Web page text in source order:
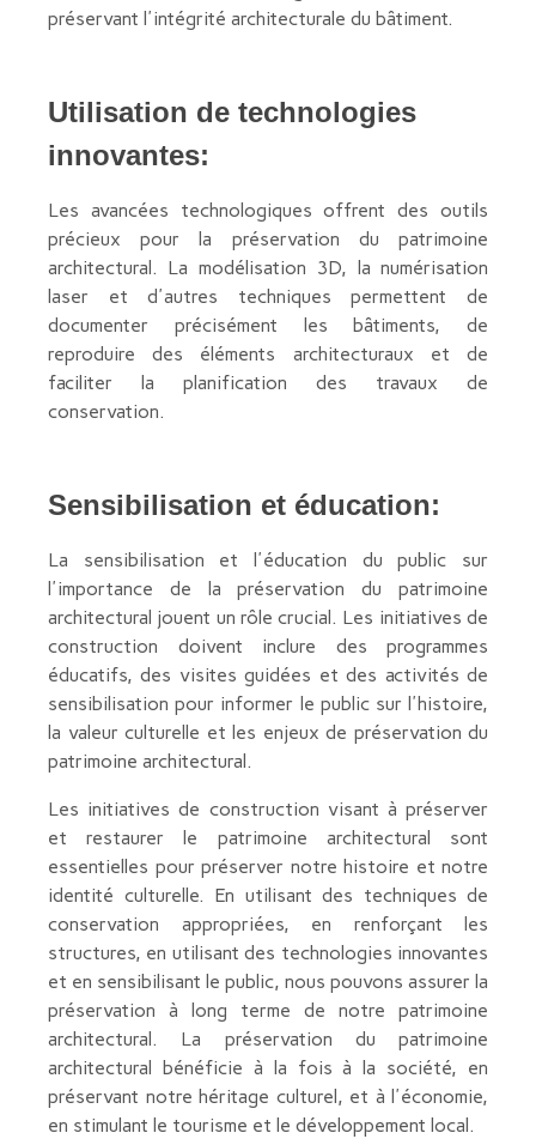
préservant l'intégrité architecturale du bâtiment.
Utilisation de technologies
innovantes:
Les avancées technologiques offrent des outils
précieux pour la préservation du patrimoine
architectural. La modélisation 3D, la numérisation
laser et d'autres techniques permettent de
documenter précisément les bâtiments, de
reproduire des éléments architecturaux et de
faciliter la planification des travaux de
conservation.
Sensibilisation et éducation:
La sensibilisation et l'éducation du public sur
l'importance de la préservation du patrimoine
architectural jouent un rôle crucial. Les initiatives de
construction doivent inclure des programmes
éducatifs, des visites guidées et des activités de
sensibilisation pour informer le public sur l'histoire,
la valeur culturelle et les enjeux de préservation du
patrimoine architectural.
Les initiatives de construction visant à préserver
et restaurer le patrimoine architectural sont
essentielles pour préserver notre histoire et notre
identité culturelle. En utilisant des techniques de
conservation appropriées, en renforçant les
structures, en utilisant des technologies innovantes
et en sensibilisant le public, nous pouvons assurer la
préservation à long terme de notre patrimoine
architectural. La préservation du patrimoine
architectural bénéficie à la fois à la société, en
préservant notre héritage culturel, et à l'économie,
en stimulant le tourisme et le développement local.